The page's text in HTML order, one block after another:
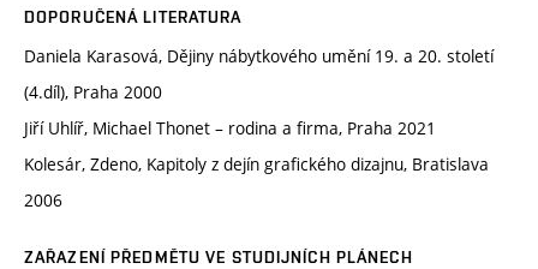
DOPORUČENÁ LITERATURA
Daniela Karasová, Dějiny nábytkového umění 19. a 20. století
(4.díl), Praha 2000
Jiří Uhlíř, Michael Thonet – rodina a firma, Praha 2021
Kolesár, Zdeno, Kapitoly z dejín grafického dizajnu, Bratislava
2006
ZAŘAZENÍ PŘEDMĚTU VE STUDIJNÍCH PLÁNECH